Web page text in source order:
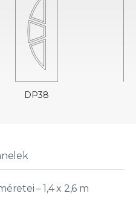
DP38
– 1,4 x 2,6 m